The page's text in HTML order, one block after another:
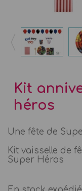
Kit
héros
Une fête de
Kit vaisselle de
Super Héros